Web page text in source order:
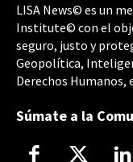
LISA News© es un
Institute© con el
seguro, justo y
Geopolítica,
Derechos Humanos,
Súmate a la